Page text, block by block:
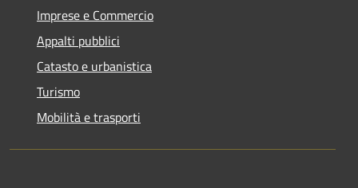
Imprese e Commercio
Appalti pubblici
Catasto e urbanistica
Turismo
Mobilità e trasporti